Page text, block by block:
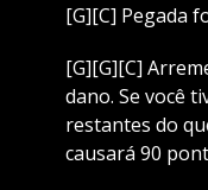
[G][C] Pegada
[G][G][C]
dano. Se você
restantes do
causará 90